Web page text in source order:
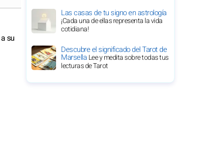
su
Las casas de tu signo en astrología
¡Cada una de ellas representa la vida
cotidiana!
Descubre el significado del Tarot de
Marsella Lee y medita sobre todas tus
lecturas de Tarot